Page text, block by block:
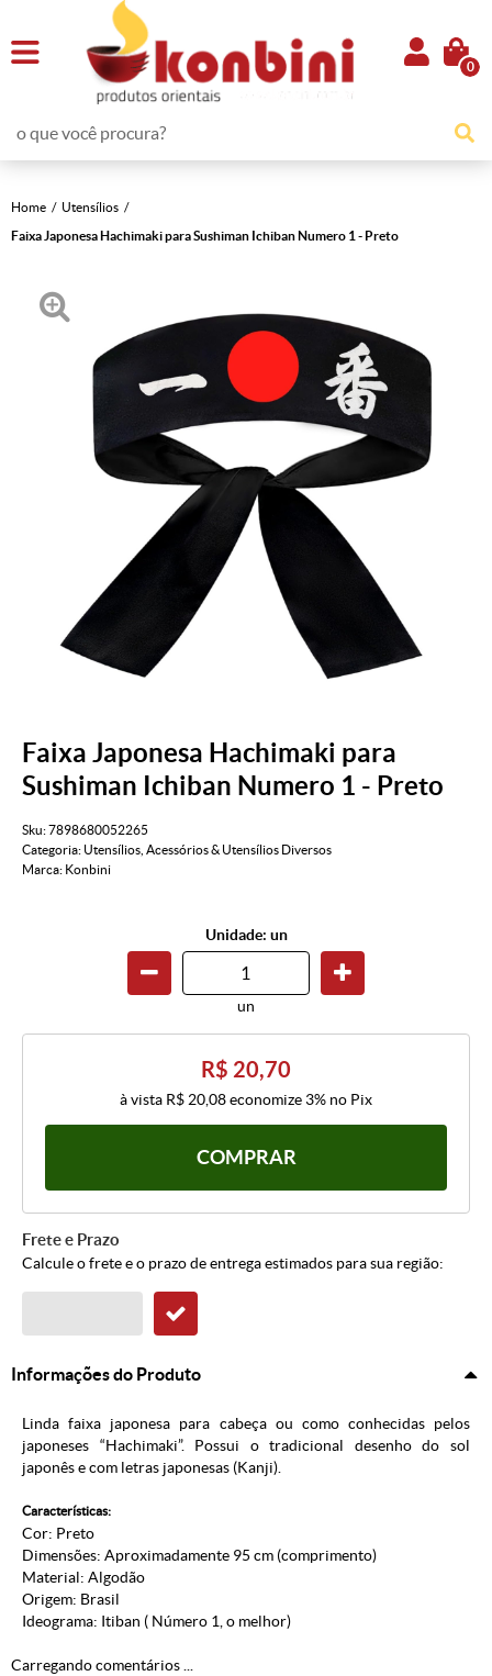
0
Home
Utensílios
Faixa Japonesa Hachimaki para Sushiman Ichiban Numero 1 - Preto
Faixa Japonesa Hachimaki para
Sushiman Ichiban Numero 1 - Preto
Sku:7898680052265
Categoria: Utensílios Acessórios & Utensílios Diversos
Marca: Konbini
Unidade: un
un
R$ 20,70
à vista R$ 20,08economize 3% no Pix
COMPRAR
Frete e Prazo
Calcule o frete e o prazo de entrega estimados para sua região:
Informações do Produto
Linda faixa japonesa para cabeça ou como conhecidas pelos
japoneses “Hachimaki”. Possui o tradicional desenho do sol
japonês e com letras japonesas (Kanji).
Características:
Cor: Preto
Dimensões: Aproximadamente 95 cm (comprimento)
Material: Algodão
Origem: Brasil
Ideograma: Itiban ( Número 1, o melhor)
Carregando comentários ...